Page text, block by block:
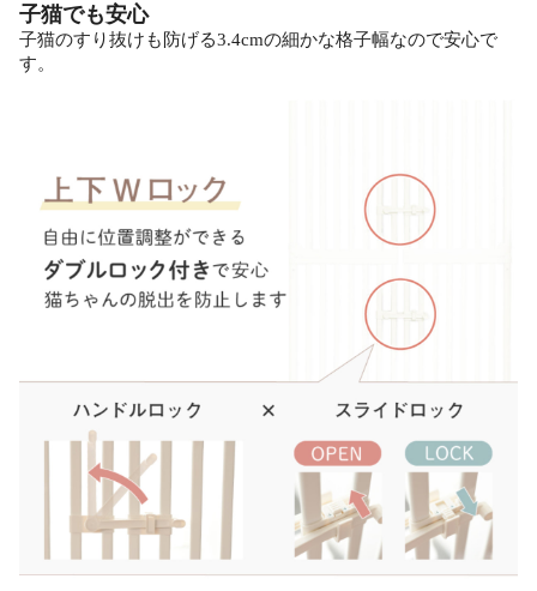
子猫でも安心
子猫のすり抜けも防げる3.4cmの細かな格子幅なので安心で
す。